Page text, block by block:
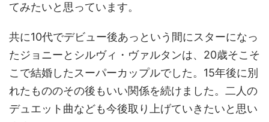
てみたいと思っています。
共に10代でデビュー後あっという間にスターになっ
たジョニーとシルヴィ・ヴァルタンは、20歳そこそ
こで結婚したスーパーカップルでした。15年後に別
れたもののその後もいい関係を続けました。二人の
デュエット曲なども今後取り上げていきたいと思い